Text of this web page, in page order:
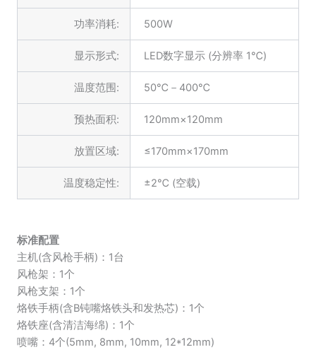
功率消耗: 500W
显示形式: LED数字显示 (分辨率 1℃)
温度范围: 50℃－400℃
预热面积: 120mm×120mm
放置区域: ≤170mm×170mm
温度稳定性: ±2℃ (空载)
标准配置
主机(含风枪手柄)：1台
风枪架：1个
风枪支架：1个
烙铁手柄(含B钝嘴烙铁头和发热芯)：1个
烙铁座(含清洁海绵)：1个
喷嘴：4个(5mm, 8mm, 10mm, 12*12mm)